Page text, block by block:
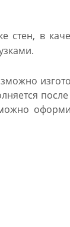
стен, в